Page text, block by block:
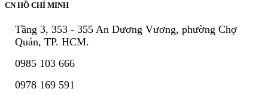
CN HỒ CHÍ MINH
Tầng 3, 353 - 355 An Dương Vương, phường Chợ
Quán, TP. HCM.
0985 103 666
0978 169 591